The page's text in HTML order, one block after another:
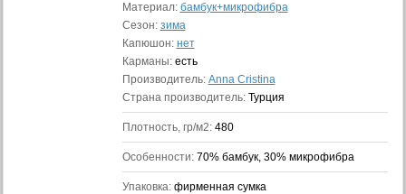
Материал: бамбук+микрофибра
Сезон: зима
Капюшон: нет
Карманы: есть
Производитель: Anna Cristina
Страна производитель: Турция
Плотность, гр/м2: 480
Особенности: 70% бамбук, 30% микрофибра
Упаковка: фирменная сумка